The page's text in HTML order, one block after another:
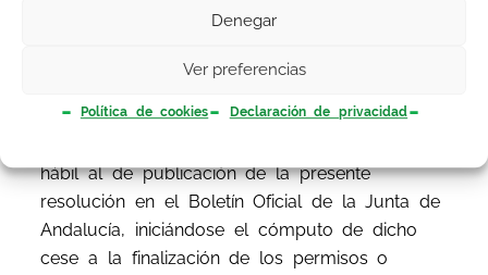
Denegar
Ver preferencias
Política de cookies Declaración de privacidad
Las personas adjudicatarias deberán cesar en
tres días hábiles, contados a partir del día
hábil al de publicación de la presente
resolución en el Boletín Oficial de la Junta de
Andalucía, iniciándose el cómputo de dicho
cese a la finalización de los permisos o